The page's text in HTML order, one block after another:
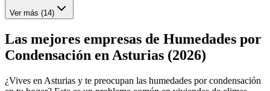
Ver más (14)
Las mejores empresas de Humedades por
Condensación en Asturias (2026)
¿Vives en Asturias y te preocupan las humedades por condensación